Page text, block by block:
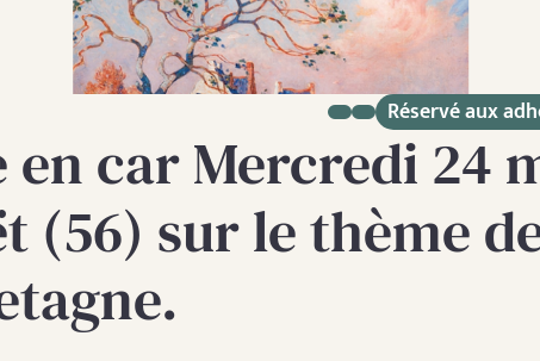
Réservé aux
en car Mercredi 24
(56) sur le thème